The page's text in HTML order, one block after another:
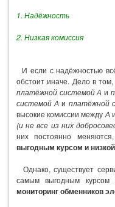
1. Надёжность
2. Низкая комиссия
И если с надёжностью
обстоит иначе. Дело в
платёжной системой А и
системой А и платёжной
высокие комиссии между А и
(и не все из них
них постоянно
выгодным курсом и
Однако, существует
самым выгодным курсом
мониторинг обменников